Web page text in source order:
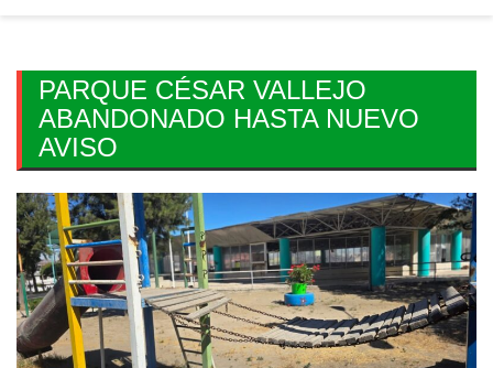
PARQUE CÉSAR VALLEJO
ABANDONADO HASTA NUEVO
AVISO